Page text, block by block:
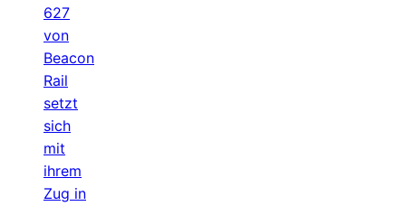
627
von
Beacon
Rail
setzt
sich
mit
ihrem
Zug in